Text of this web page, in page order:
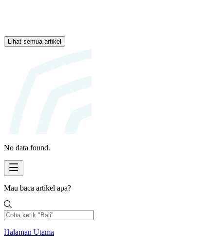
Lihat semua artikel
No data found.
Mau baca artikel apa?
Halaman Utama